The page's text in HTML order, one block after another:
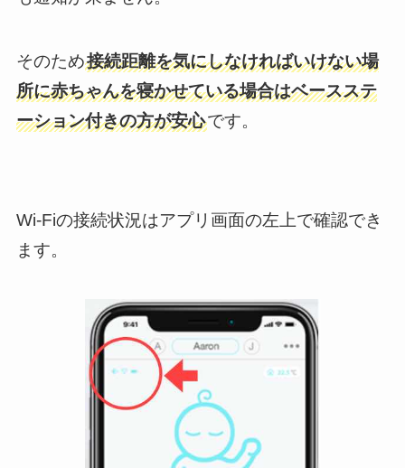
そのため接続距離を気にしなければいけない場
所に赤ちゃんを寝かせている場合はベースステ
ーション付きの方が安心です。
Wi-Fiの接続状況はアプリ画面の左上で確認でき
ます。